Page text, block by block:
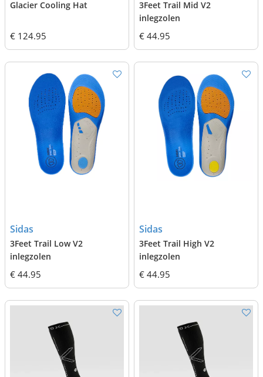
Glacier Cooling Hat
€ 124.95
3Feet Trail Mid V2
inlegzolen
€ 44.95
Sidas
3Feet Trail Low V2
inlegzolen
€ 44.95
Sidas
3Feet Trail High V2
inlegzolen
€ 44.95